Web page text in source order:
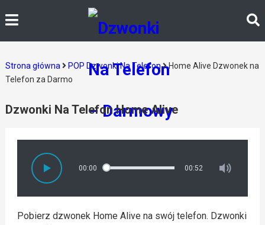
Strona główna POP Dzwonki Na Telefon
Home Alive Dzwonek na
Telefon za Darmo
Dzwonki Na Telefon Home Alive
00:00 00:52
Pobierz dzwonek Home Alive na swój telefon. Dzwonki